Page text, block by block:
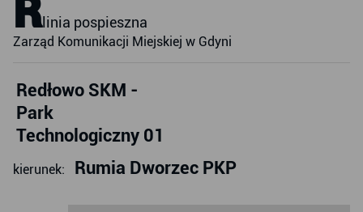
Rlinia pospieszna
Zarząd Komunikacji Miejskiej w Gdyni
Redłowo SKM -
Park
Technologiczny 01
kierunek: Rumia Dworzec PKP